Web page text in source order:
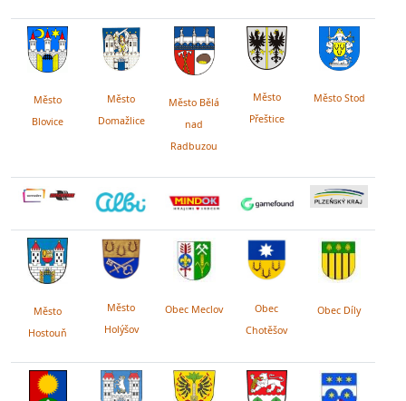
Město
Blovice
Město
Domažlice
Město Bělá
nad
Radbuzou
Město
Přeštice
Město Stod
Město
Hostouň
Město
Holýšov
Obec Meclov
Obec
Chotěšov
Obec Díly